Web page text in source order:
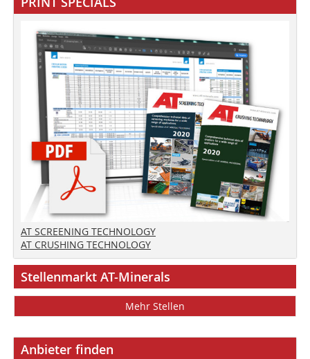
AT SCREENING TECHNOLOGY
AT CRUSHING TECHNOLOGY
Stellenmarkt AT-Minerals
Mehr Stellen
Anbieter finden